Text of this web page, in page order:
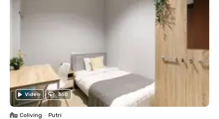
Video 360
Coliving • Putri